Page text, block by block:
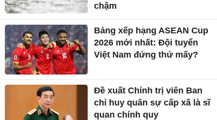
chậm
Bảng xếp hạng ASEAN Cup
2026 mới nhất: Đội tuyển
Việt Nam đứng thứ mấy?
Đề xuất Chính trị viên Ban
chỉ huy quân sự cấp xã là sĩ
quan chính quy